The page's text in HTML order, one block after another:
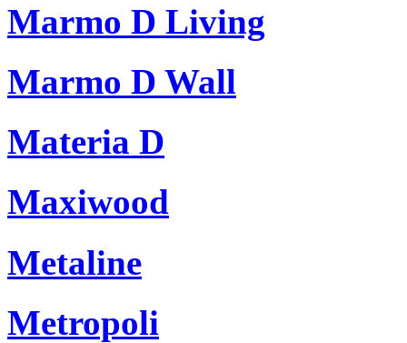
Marmo D Living
Marmo D Wall
Materia D
Maxiwood
Metaline
Metropoli